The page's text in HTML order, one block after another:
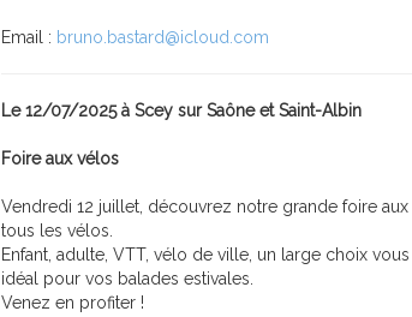
Email : bruno.bastard@icloud.com
Le 12/07/2025 à Scey sur Saône et Saint-Albin
Foire aux vélos
Vendredi 12 juillet, découvrez notre grande foire
tous les vélos.
Enfant, adulte, VTT, vélo de ville, un large choix
idéal pour vos balades estivales.
Venez en profiter !